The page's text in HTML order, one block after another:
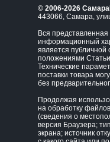
© 2006-2026
443066, Самара,
Вся
информационный
является
положениями
Технические
поставки товара
без
Продолжая
на обработку
(сведения о
версия Браузера;
экрана; источник